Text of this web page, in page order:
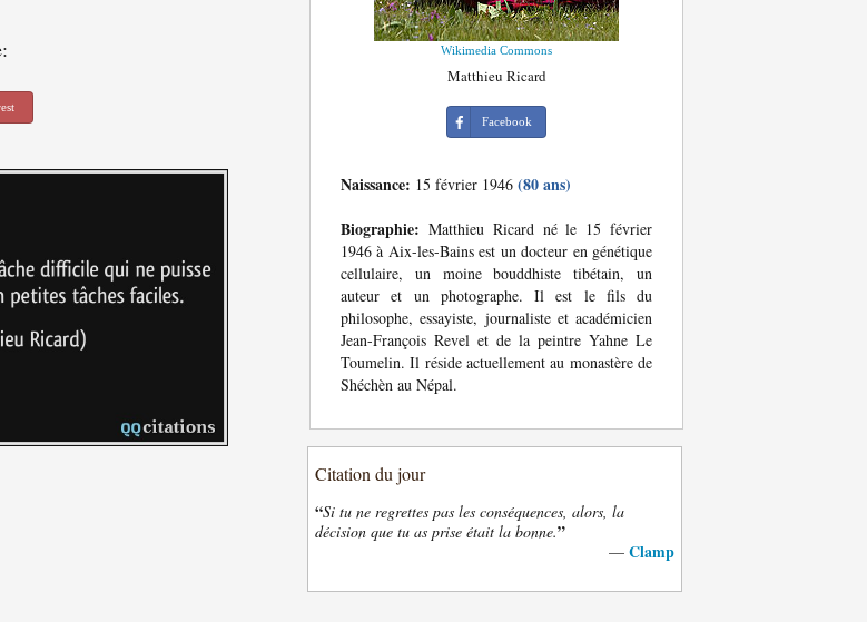
Wikimedia Commons
Matthieu Ricard
Facebook
Naissance: 15 février 1946 (80 ans)
Biographie: Matthieu Ricard né le 15 février
1946 à Aix-les-Bains est un docteur en génétique
cellulaire, un moine bouddhiste tibétain, un
auteur et un photographe. Il est le fils du
philosophe, essayiste, journaliste et académicien
Jean-François Revel et de la peintre Yahne Le
Toumelin. Il réside actuellement au monastère de
Shéchèn au Népal.
Citation du jour
“Si tu ne regrettes pas les conséquences, alors, la
décision que tu as prise était la bonne.”
— Clamp